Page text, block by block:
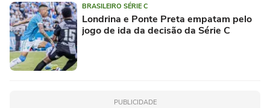
BRASILEIRO SÉRIE C
Londrina e Ponte Preta empatam pelo
jogo de ida da decisão da Série C
PUBLICIDADE